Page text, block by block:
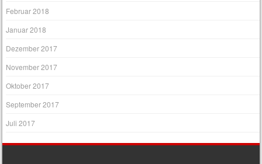
Februar 2018
Januar 2018
Dezember 2017
November 2017
Oktober 2017
September 2017
Juli 2017